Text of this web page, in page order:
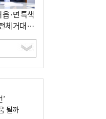
읍·면 특색
체 거대 정
”
될까